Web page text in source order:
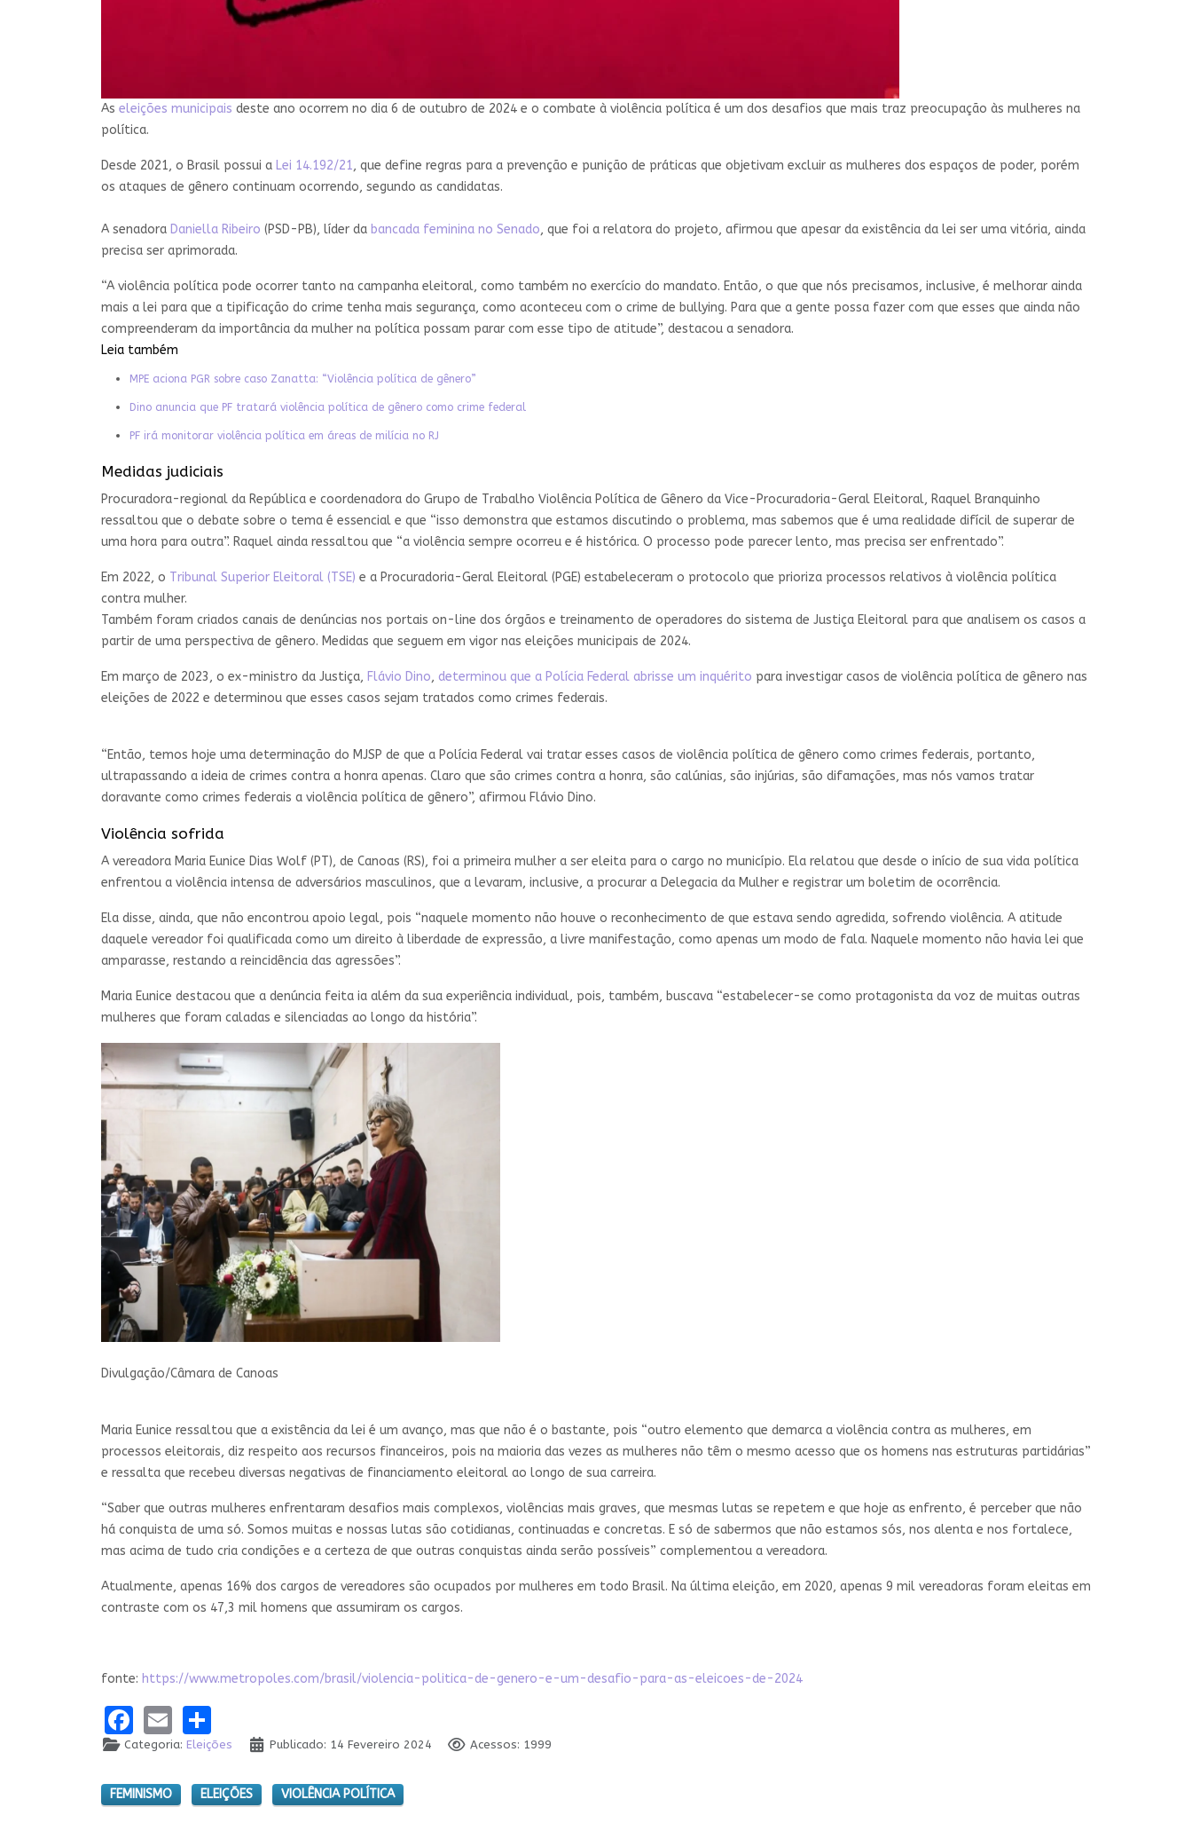
As eleições municipais deste ano ocorrem no dia 6 de outubro de 2024 e o combate à violência política é um dos desafios que mais traz preocupação às mulheres na
política.
Desde 2021, o Brasil possui a Lei 14.192/21, que define regras para a prevenção e punição de práticas que objetivam excluir as mulheres dos espaços de poder, porém
os ataques de gênero continuam ocorrendo, segundo as candidatas.
A senadora Daniella Ribeiro (PSD-PB), líder da bancada feminina no Senado, que foi a relatora do projeto, afirmou que apesar da existência da lei ser uma vitória, ainda
precisa ser aprimorada.
“A violência política pode ocorrer tanto na campanha eleitoral, como também no exercício do mandato. Então, o que que nós precisamos, inclusive, é melhorar ainda
mais a lei para que a tipificação do crime tenha mais segurança, como aconteceu com o crime de bullying. Para que a gente possa fazer com que esses que ainda não
compreenderam da importância da mulher na política possam parar com esse tipo de atitude”, destacou a senadora.
Leia também
MPE aciona PGR sobre caso Zanatta: “Violência política de gênero”
Dino anuncia que PF tratará violência política de gênero como crime federal
PF irá monitorar violência política em áreas de milícia no RJ
Medidas judiciais
Procuradora-regional da República e coordenadora do Grupo de Trabalho Violência Política de Gênero da Vice-Procuradoria-Geral Eleitoral, Raquel Branquinho
ressaltou que o debate sobre o tema é essencial e que “isso demonstra que estamos discutindo o problema, mas sabemos que é uma realidade difícil de superar de
uma hora para outra”. Raquel ainda ressaltou que “a violência sempre ocorreu e é histórica. O processo pode parecer lento, mas precisa ser enfrentado”.
Em 2022, o Tribunal Superior Eleitoral (TSE) e a Procuradoria-Geral Eleitoral (PGE) estabeleceram o protocolo que prioriza processos relativos à violência política
contra mulher.
Também foram criados canais de denúncias nos portais on-line dos órgãos e treinamento de operadores do sistema de Justiça Eleitoral para que analisem os casos a
partir de uma perspectiva de gênero. Medidas que seguem em vigor nas eleições municipais de 2024.
Em março de 2023, o ex-ministro da Justiça, Flávio Dino, determinou que a Polícia Federal abrisse um inquérito para investigar casos de violência política de gênero nas
eleições de 2022 e determinou que esses casos sejam tratados como crimes federais.
“Então, temos hoje uma determinação do MJSP de que a Polícia Federal vai tratar esses casos de violência política de gênero como crimes federais, portanto,
ultrapassando a ideia de crimes contra a honra apenas. Claro que são crimes contra a honra, são calúnias, são injúrias, são difamações, mas nós vamos tratar
doravante como crimes federais a violência política de gênero”, afirmou Flávio Dino.
Violência sofrida
A vereadora Maria Eunice Dias Wolf (PT), de Canoas (RS), foi a primeira mulher a ser eleita para o cargo no município. Ela relatou que desde o início de sua vida política
enfrentou a violência intensa de adversários masculinos, que a levaram, inclusive, a procurar a Delegacia da Mulher e registrar um boletim de ocorrência.
Ela disse, ainda, que não encontrou apoio legal, pois “naquele momento não houve o reconhecimento de que estava sendo agredida, sofrendo violência. A atitude
daquele vereador foi qualificada como um direito à liberdade de expressão, a livre manifestação, como apenas um modo de fala. Naquele momento não havia lei que
amparasse, restando a reincidência das agressões”.
Maria Eunice destacou que a denúncia feita ia além da sua experiência individual, pois, também, buscava “estabelecer-se como protagonista da voz de muitas outras
mulheres que foram caladas e silenciadas ao longo da história”.
Divulgação/Câmara de Canoas
Maria Eunice ressaltou que a existência da lei é um avanço, mas que não é o bastante, pois “outro elemento que demarca a violência contra as mulheres, em
processos eleitorais, diz respeito aos recursos financeiros, pois na maioria das vezes as mulheres não têm o mesmo acesso que os homens nas estruturas partidárias”
e ressalta que recebeu diversas negativas de financiamento eleitoral ao longo de sua carreira.
“Saber que outras mulheres enfrentaram desafios mais complexos, violências mais graves, que mesmas lutas se repetem e que hoje as enfrento, é perceber que não
há conquista de uma só. Somos muitas e nossas lutas são cotidianas, continuadas e concretas. E só de sabermos que não estamos sós, nos alenta e nos fortalece,
mas acima de tudo cria condições e a certeza de que outras conquistas ainda serão possíveis” complementou a vereadora.
Atualmente, apenas 16% dos cargos de vereadores são ocupados por mulheres em todo Brasil. Na última eleição, em 2020, apenas 9 mil vereadoras foram eleitas em
contraste com os 47,3 mil homens que assumiram os cargos.
fonte: https://www.metropoles.com/brasil/violencia-politica-de-genero-e-um-desafio-para-as-eleicoes-de-2024
Facebook
Email
Categoria: Eleições Publicado: 14 Fevereiro 2024 Acessos: 1999
FEMINISMO ELEIÇÕES VIOLÊNCIA POLÍTICA